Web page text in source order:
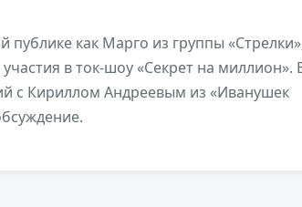
как Марго из группы
в ток-шоу «Секрет на миллион».
с Кириллом Андреевым из «Иванушек